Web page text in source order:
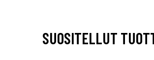
SUOSITELLUT